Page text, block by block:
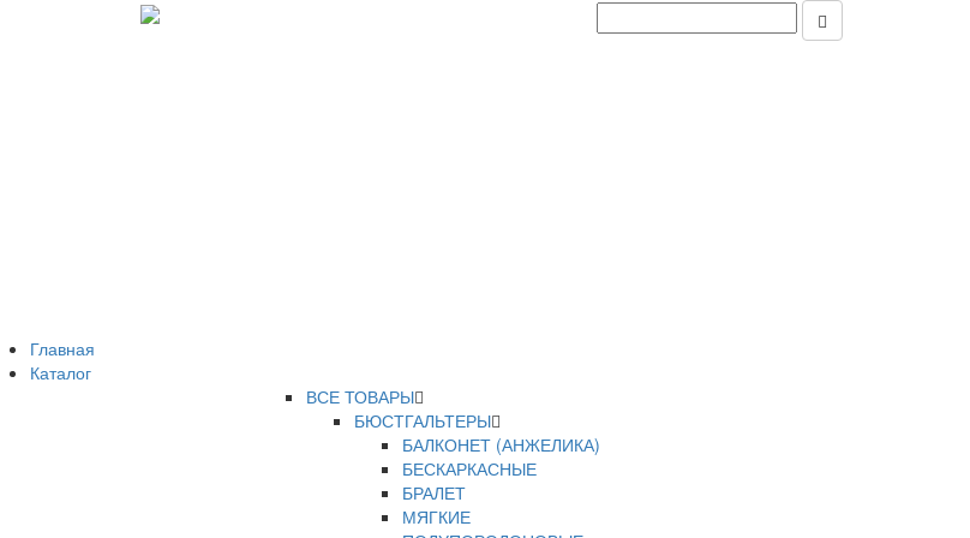
Главная
Каталог
ВСЕ ТОВАРЫ
БЮСТГАЛЬТЕРЫ
БАЛКОНЕТ (АНЖЕЛИКА)
БЕСКАРКАСНЫЕ
БРАЛЕТ
МЯГКИЕ